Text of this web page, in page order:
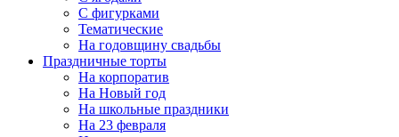
С фигурками
Тематические
На годовщину свадьбы
Праздничные торты
На корпоратив
На Новый год
На школьные праздники
На 23 февраля